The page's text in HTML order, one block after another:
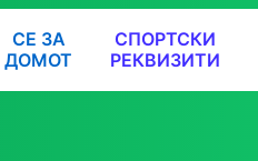
СЕ ЗА
ДОМОТ
СПОРТСКИ
РЕКВИЗИТИ